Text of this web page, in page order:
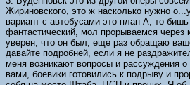
Жириновского, это ж насколько нужно
вариант с автобусами это план А, то
фантастический, мол прорываемся
уверен, что он был, еще раз обращаю
давайте подробней, если я не
меня возникают вопросы и рассуждения
вами, боевики готовились к подрыву и